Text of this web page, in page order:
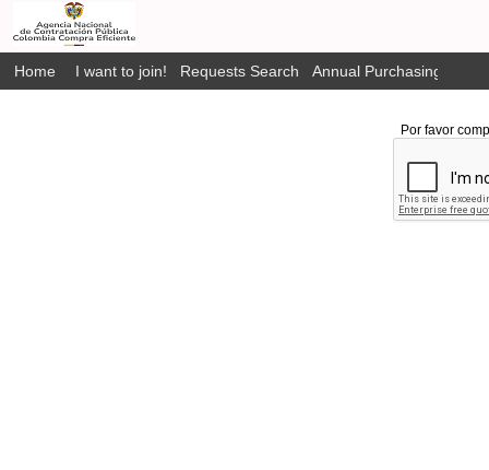
Home I want to join! Requests Search Annual Purchasing Plan
Por favor